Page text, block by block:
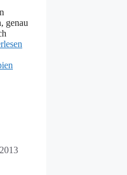
genau